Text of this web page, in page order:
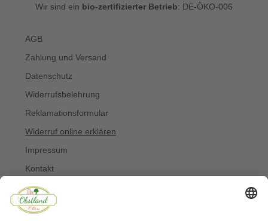
Wir sind ein bio-zertifizierter Betrieb: DE-ÖKO-006
AGB
Zahlung und Versand
Datenschutz
Widerrufsbelehrung
Reklamationsformular
Widerruf online erklären
Impressum
Kontakt
Über uns
Allergiker